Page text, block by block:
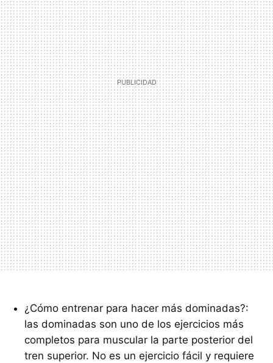
¿Cómo entrenar para hacer más dominadas?:
las dominadas son uno de los ejercicios más
completos para muscular la parte posterior del
tren superior. No es un ejercicio fácil y requiere